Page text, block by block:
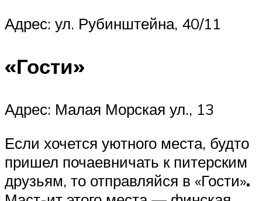
Адрес: ул. Рубинштейна, 40/11
«Гости»
Адрес: Малая Морская ул., 13
Если хочется уютного места, будто
пришел почаевничать к питерским
друзьям, то отправляйся в «Гости».